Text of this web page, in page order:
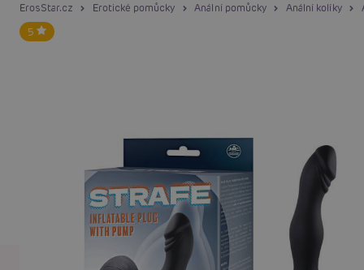
ErosStar.cz Erotické pomůcky Anální pomůcky Anální kolíky
5